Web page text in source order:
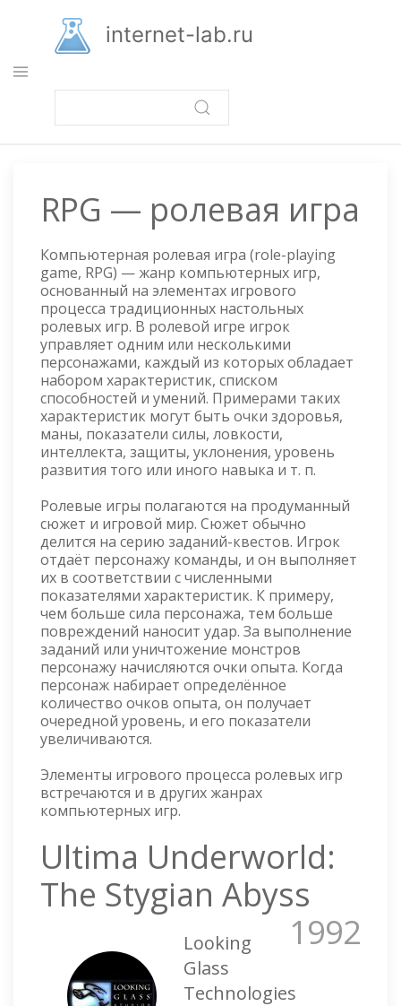
основному
содержанию
internet-lab.ru
RPG — ролевая игра
Компьютерная ролевая игра (role-playing
game, RPG) — жанр компьютерных игр,
основанный на элементах игрового
процесса традиционных настольных
ролевых игр. В ролевой игре игрок
управляет одним или несколькими
персонажами, каждый из которых обладает
набором характеристик, списком
способностей и умений. Примерами таких
характеристик могут быть очки здоровья,
маны, показатели силы, ловкости,
интеллекта, защиты, уклонения, уровень
развития того или иного навыка и т. п.
Ролевые игры полагаются на продуманный
сюжет и игровой мир. Сюжет обычно
делится на серию заданий-квестов. Игрок
отдаёт персонажу команды, и он выполняет
их в соответствии с численными
показателями характеристик. К примеру,
чем больше сила персонажа, тем больше
повреждений наносит удар. За выполнение
заданий или уничтожение монстров
персонажу начисляются очки опыта. Когда
персонаж набирает определённое
количество очков опыта, он получает
очередной уровень, и его показатели
увеличиваются.
Элементы игрового процесса ролевых игр
встречаются и в других жанрах
компьютерных игр.
Ultima Underworld:
The Stygian Abyss
1992
Looking
Glass
Technologies